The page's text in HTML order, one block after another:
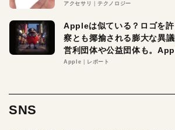
アクセサリ テクノロジー
Appleは似ている？ロゴを
察とも揶揄される膨大な異
営利団体や公益団体も。
る理由とは
Apple レポート
SNS